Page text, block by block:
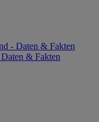
- Daten & Fakten
& Fakten